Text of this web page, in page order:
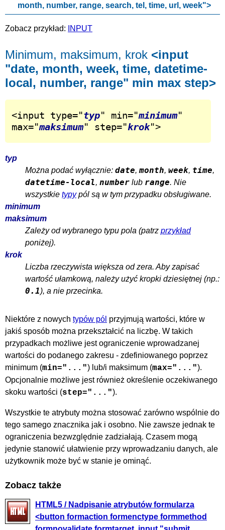
month, number, range, search, tel, time, url, week">
Zobacz przykład: INPUT
Minimum, maksimum, krok <input
"date, month, week, time, datetime-
local, number, range" min max step>
<input type="typ" min="minimum"
max="maksimum" step="krok">
typ
Można podać wyłącznie: date, month, week, time,
datetime-local, number lub range. Nie
wszystkie typypól są w tym przypadku obsługiwane.
minimum
maksimum
Zależy od wybranego typu pola (patrz przykład
poniżej).
krok
Liczba rzeczywista większa od zera. Aby zapisać
wartość ułamkową, należy użyć kropki dziesiętnej (np.:
0.1), a nie przecinka.
Niektóre z nowych typów pól przyjmują wartości, które w
jakiś sposób można przekształcić na liczbę. W takich
przypadkach możliwe jest ograniczenie wprowadzanej
wartości do podanego zakresu - zdefiniowanego poprzez
minimum (min="...") lub/i maksimum (max="...").
Opcjonalnie możliwe jest również określenie oczekiwanego
skoku wartości (step="...").
Wszystkie te atrybuty można stosować zarówno wspólnie do
tego samego znacznika jak i osobno. Nie zawsze jednak te
ograniczenia bezwzględnie zadziałają. Czasem mogą
jedynie stanowić ułatwienie przy wprowadzaniu danych, ale
użytkownik może być w stanie je ominąć.
Zobacz także
HTML5 / Nadpisanie atrybutów formularza
<button formaction formenctype formmethod